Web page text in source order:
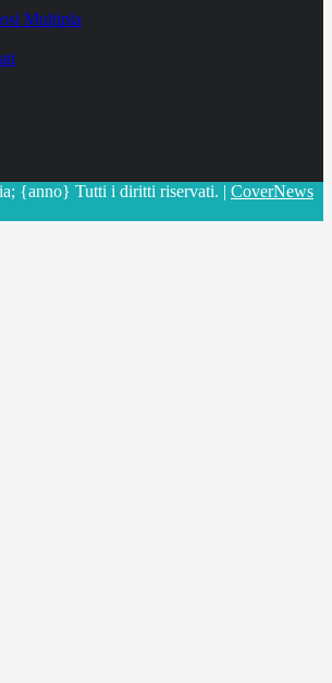
Multipla
{anno} Tutti i diritti riservati. | CoverNews